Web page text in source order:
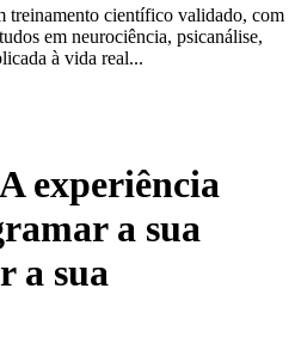
científico validado, com
em neurociência, psicanálise,
à vida real...
experiência
a sua
a sua